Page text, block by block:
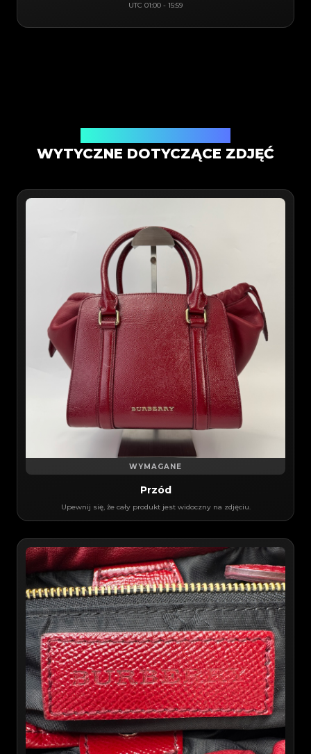
UTC 01:00 - 15:59
WYTYCZNE DOTYCZĄCE ZDJĘĆ
WYMAGANE
Przód
Upewnij się, że cały produkt jest widoczny na zdjęciu.